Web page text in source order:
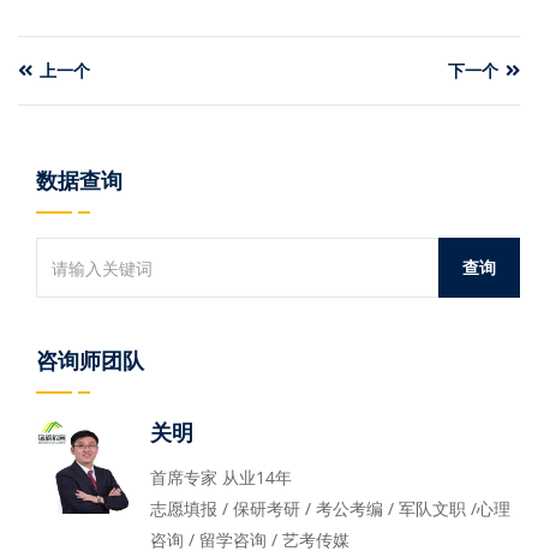
上一个 下一个
数据查询
咨询师团队
关明
首席专家 从业14年
志愿填报 / 保研考研 / 考公考编 / 军队文职 /心理
咨询 / 留学咨询 / 艺考传媒